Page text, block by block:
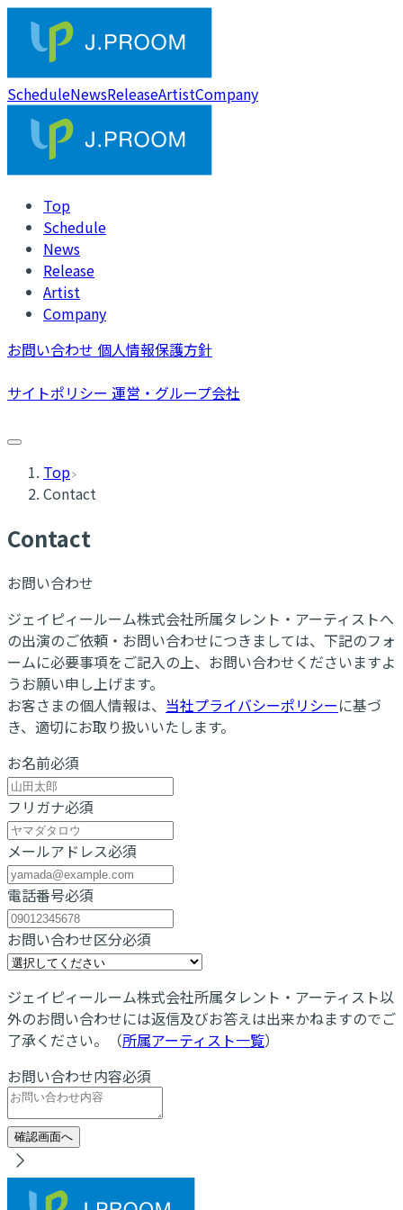
ScheduleNewsReleaseArtistCompany
Top
Schedule
News
Release
Artist
Company
お問い合わせ 個人情報保護方針
サイトポリシー 運営・グループ会社
Top
Contact
Contact
お問い合わせ
ジェイピィールーム株式会社所属タレント・アーティストへ
の出演のご依頼・お問い合わせにつきましては、下記のフォ
ームに必要事項をご記入の上、お問い合わせくださいますよ
うお願い申し上げます。
お客さまの個人情報は、 当社プライバシーポリシーに基づ
き、適切にお取り扱いいたします。
お名前必須
フリガナ必須
メールアドレス必須
電話番号必須
お問い合わせ区分必須
ジェイピィールーム株式会社所属タレント・アーティスト以
外のお問い合わせには返信及びお答えは出来かねますのでご
了承ください。（所属アーティスト一覧）
お問い合わせ内容必須
確認画面へ